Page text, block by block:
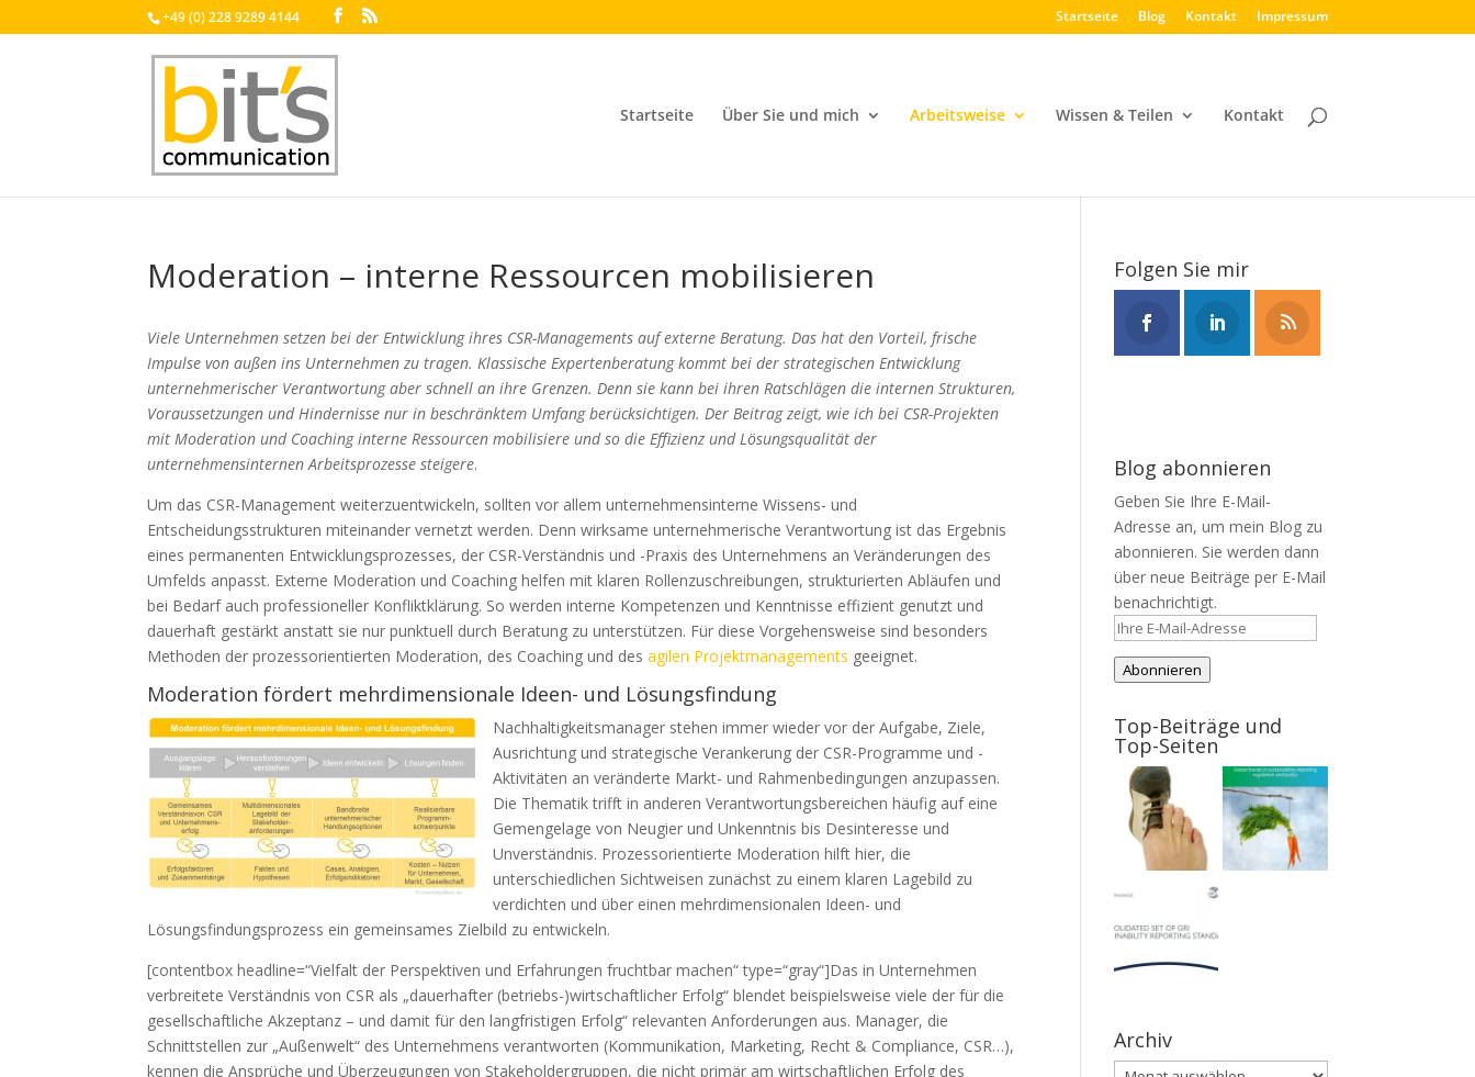
+49 (0) 228 9289 4144 Startseite Blog Kontakt Impressum
Startseite Über Sie und mich Arbeitsweise Wissen & Teilen Kontakt
Moderation – interne Ressourcen mobilisieren
Viele Unternehmen setzen bei der Entwicklung ihres CSR-Managements auf externe Beratung. Das hat den Vorteil, frische
Impulse von außen ins Unternehmen zu tragen. Klassische Expertenberatung kommt bei der strategischen Entwicklung
unternehmerischer Verantwortung aber schnell an ihre Grenzen. Denn sie kann bei ihren Ratschlägen die internen Strukturen,
Voraussetzungen und Hindernisse nur in beschränktem Umfang berücksichtigen. Der Beitrag zeigt, wie ich bei CSR-Projekten
mit Moderation und Coaching interne Ressourcen mobilisiere und so die Effizienz und Lösungsqualität der
unternehmensinternen Arbeitsprozesse steigere.
Um das CSR-Management weiterzuentwickeln, sollten vor allem unternehmensinterne Wissens- und
Entscheidungsstrukturen miteinander vernetzt werden. Denn wirksame unternehmerische Verantwortung ist das Ergebnis
eines permanenten Entwicklungsprozesses, der CSR-Verständnis und -Praxis des Unternehmens an Veränderungen des
Umfelds anpasst. Externe Moderation und Coaching helfen mit klaren Rollenzuschreibungen, strukturierten Abläufen und
bei Bedarf auch professioneller Konfliktklärung. So werden interne Kompetenzen und Kenntnisse effizient genutzt und
dauerhaft gestärkt anstatt sie nur punktuell durch Beratung zu unterstützen. Für diese Vorgehensweise sind besonders
Methoden der prozessorientierten Moderation, des Coaching und desagilen Projektmanagements geeignet.
Moderation fördert mehrdimensionale Ideen- und Lösungsfindung
Nachhaltigkeitsmanager stehen immer wieder vor der Aufgabe, Ziele,
Ausrichtung und strategische Verankerung der CSR-Programme und -
Aktivitäten an veränderte Markt- und Rahmenbedingungen anzupassen.
Die Thematik trifft in anderen Verantwortungsbereichen häufig auf eine
Gemengelage von Neugier und Unkenntnis bis Desinteresse und
Unverständnis. Prozessorientierte Moderation hilft hier, die
unterschiedlichen Sichtweisen zunächst zu einem klaren Lagebild zu
verdichten und über einen mehrdimensionalen Ideen- und
Lösungsfindungsprozess ein gemeinsames Zielbild zu entwickeln.
[contentbox headline=“Vielfalt der Perspektiven und Erfahrungen fruchtbar machen“ type=“gray“]Das in Unternehmen
verbreitete Verständnis von CSR als „dauerhafter (betriebs-)wirtschaftlicher Erfolg“ blendet beispielsweise viele der für die
gesellschaftliche Akzeptanz – und damit für den langfristigen Erfolg“ relevanten Anforderungen aus. Manager, die
Schnittstellen zur „Außenwelt“ des Unternehmens verantworten (Kommunikation, Marketing, Recht & Compliance, CSR…),
kennen die Ansprüche und Überzeugungen von Stakeholdergruppen, die nicht primär am wirtschaftlichen Erfolg des
Folgen Sie mir
Blog abonnieren
Geben Sie Ihre E-Mail-
Adresse an, um mein Blog zu
abonnieren. Sie werden dann
über neue Beiträge per E-Mail
benachrichtigt.
Ihre
E-
Mail-
Abonnieren
Top-Beiträge und
Top-Seiten
Archiv
Archiv